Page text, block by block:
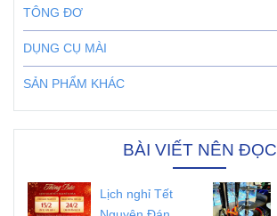
TÔNG ĐƠ
DỤNG CỤ MÀI
SẢN PHẨM KHÁC
BÀI VIẾT NÊN ĐỌC
Lịch nghỉ Tết